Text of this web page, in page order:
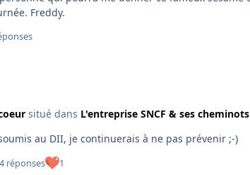
lettre de mutation. Bonne journée. Freddy.
situé dans L'entreprise SNCF & ses cheminots
au DII, je continuerais à ne pas prévenir ;-)
réponses 1